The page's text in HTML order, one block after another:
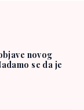
novog
se da je